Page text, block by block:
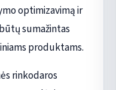
optimizavimą ir
sumažintas
produktams.
rinkodaros